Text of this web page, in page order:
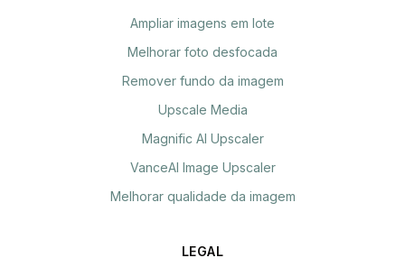
Ampliar imagens em lote
Melhorar foto desfocada
Remover fundo da imagem
Upscale Media
Magnific AI Upscaler
VanceAI Image Upscaler
Melhorar qualidade da imagem
LEGAL